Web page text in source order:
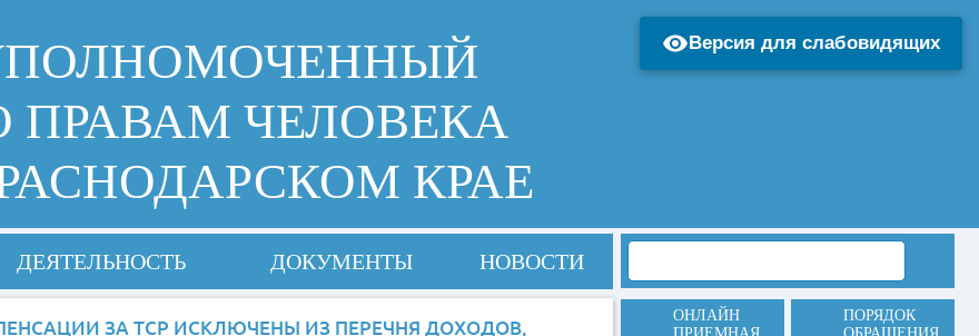
ПРАВАМ ЧЕЛОВЕКА
КРАЕ
ДЕЯТЕЛЬНОСТЬ ДОКУМЕНТЫ НОВОСТИ
ЗА ТСР ИСКЛЮЧЕНЫ ИЗ ПЕРЕЧНЯ ДОХОДОВ,
ОНЛАЙН
ПОРЯДОК
Версия для слабовидящих